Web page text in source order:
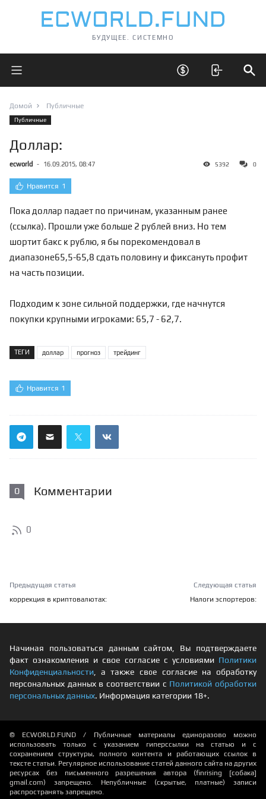
БУДУЩЕЕ. СИСТЕМНО
Открыть главное меню Открыть скрытые
Домой Публичные
Публичные
Доллар:
ecworld - 16.09.2015, 08:47 5392 0
Нравится 1
Пока доллар падает по причинам, указанным ранее
(ссылка). Прошли уже больше 2 рублей вниз. Но тем
шортит бакс к рублю, я бы порекомендовал в
диапазоне65,5-65,8 сдать половину и фиксануть профит
на часть позиции.
Подходим к зоне сильной поддержки, где начнутся
покупки крупными игроками: 65,7 - 62,7.
ТЕГИ доллар прогноз трейдинг
Нравится 1
0 Комментарии
0
Предыдущая статья
коррекция в криптовалютах:
Следующая статья
Налоги эспортеров:
Начиная пользоваться данным сайтом, Вы подтверждаете
факт ознакомления и свое согласие с условиями Политики
Конфиденциальности , а также свое согласие на обработку
персональных данных в соответствии с Политикой обработки
персональных данных. Информация категории 18+.
© ECWORLD.FUND / Публичные материалы единоразово можно
использовать только с указанием гиперссылки на статью и с
сохранением структуры, полного контента и работающих ссылок в
тексте статьи. Регулярное использование статей данного сайта на других
ресурсах без письменного разрешения автора (finrising [собака]
gmail.com) запрещено. Непубличные (скрытые, платные) записи
распространять запрещено.